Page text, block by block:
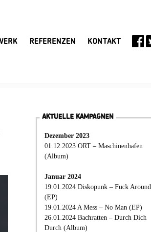
REFERENZEN KONTAKT
AKTUELLE KAMPAGNEN
Dezember 2023
01.12.2023 ORT – Maschinenhafen
(Album)
Januar 2024
19.01.2024 Diskopunk – Fuck Around
(EP)
19.01.2024 A Mess – No Man (EP)
26.01.2024 Bachratten – Durch Dich
Durch (Album)